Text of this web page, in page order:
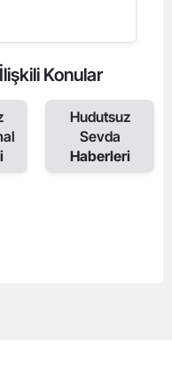
Konular
Hudutsuz
Sevda
Haberleri